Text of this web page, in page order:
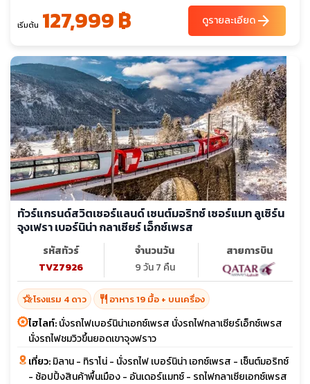
เริ่มต้น 127,999 ฿ ดูรายละเอียดarrow_forward
ทัวร์แกรนด์สวิตเซอร์แลนด์ เซนต์มอริทซ์ เซอร์แมท ลูเซิร์น
จุงเฟรา เบอร์นิน่า กลาเซียร์ เอ็กซ์เพรส
รหัสทัวร์
TVZ7926
จำนวนวัน
9 วัน 7 คืน
สายการบิน
hotel_classโรงแรม 4 ดาว restaurant อาหาร 19 มื้อ + บนเครื่อง
ไฮไลท์:นั่งรถไฟเบอร์นิน่าเอกซ์เพรส นั่งรถไฟกลาเซียร์เอ็กซ์เพรส
นั่งรถไฟชมวิวขึ้นยอดเขาจุงฟราว
เที่ยว:มิลาน - ทิราโน่ - นั่งรถไฟ เบอร์นิน่า เอกซ์เพรส - เซ็นต์มอริทซ์
- ช้อปปิ้งสินค้าพื้นเมือง - อันเดอร์แมทซ์ - รถไฟกลาเซียเอกซ์เพรส